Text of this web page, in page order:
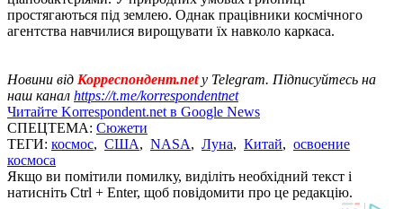
простягаються під землею. Однак працівники космічного
агентства навчилися вирощувати їх навколо каркаса.
Новини від Корреспондент.netу Telegram. Підписуйтесь на
наш канал https://t.me/korrespondentnet
Читайте Korrespondent.net в Google News
СПЕЦТЕМА: Сюжети
ТЕГИ: космос, США, NASA, Луна, Китай, освоение
космоса
Якщо ви помітили помилку, виділіть необхідний текст і
натисніть Ctrl + Enter, щоб повідомити про це редакцію.